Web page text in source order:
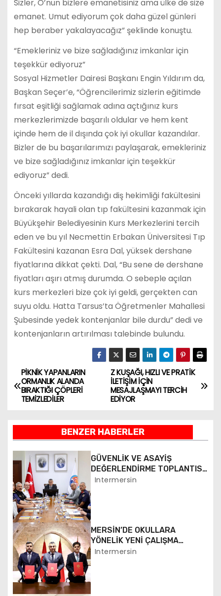
Sizler, O’nun bizlere emanetisiniz ama ülke de size
emanet. Umut ediyorum çok daha güzel günleri
hep beraber yakalayacağız” şeklinde konuştu.
“Emekleriniz ve bize sağladığınız imkanlar için
teşekkür ediyoruz”
Sosyal Hizmetler Dairesi Başkanı Engin Yıldırım da,
Başkan Seçer’e, “Öğrencilerimiz sizlerin eğitimde
fırsat eşitliği sağlamak adına açtığınız kurs
merkezlerimizde başarılı oldular ve hem kent
içinde hem de il dışında çok iyi okullar kazandılar.
Bizler de bu başarılarımızı paylaşarak, emekleriniz
ve bize sağladığınız imkanlar için teşekkür
ediyoruz” dedi.
Önceki yıllarda kazandığı diş hekimliği fakültesini
bırakarak hayali olan tıp fakültesini kazanmak için
Büyükşehir Belediyesinin Kurs Merkezlerini tercih
eden ve bu yıl Necmettin Erbakan Üniversitesi Tıp
Fakültesini kazanan Esra Dal, yüksek dershane
fiyatlarına dikkat çekti. Dal, “Bu sene de dershane
fiyatları aşırı atmış durumda. O sebeple açılan
kurs merkezleri bize çok iyi geldi, gerçekten can
suyu oldu. Hatta Tarsus’ta Öğretmenler Mahallesi
Şubesinde yedek kontenjanlar bile durdu” dedi ve
kontenjanların artırılması talebinde bulundu.
Y
a
ı
g
e
z
i
n
m
e
Z KUŞAĞI, HIZLI VE PRATİK
İLETİŞİM İÇİN
MESAJLAŞMAYI TERCİH
EDİYOR
PİKNİK YAPANLARIN
ORMANLIK ALANDA
BIRAKTIĞI ÇÖPLERİ
TEMİZLEDİLER
BENZER HABERLER
GÜVENLİK VE ASAYİŞ
DEĞERLENDİRME TOPLANTISI
YAPILDI
Intermersin
MERSİN’DE OKULLARA
YÖNELİK YENİ ÇALIŞMA
BAŞLATILDI
Intermersin